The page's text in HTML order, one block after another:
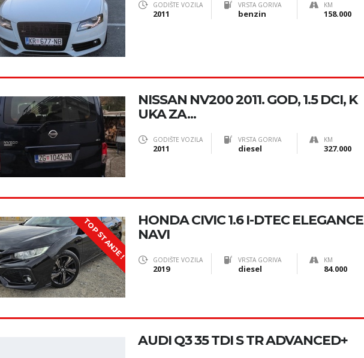
GODIŠTE VOZILA
2011
VRSTA GORIVA
benzin
KM
158.000
NISSAN NV200 2011. GOD, 1.5 DCI, K
UKA ZA...
GODIŠTE VOZILA
2011
VRSTA GORIVA
diesel
KM
327.000
TOP STANJE !
HONDA CIVIC 1.6 I-DTEC ELEGANCE
NAVI
GODIŠTE VOZILA
2019
VRSTA GORIVA
diesel
KM
84.000
AUDI Q3 35 TDI S TR ADVANCED+